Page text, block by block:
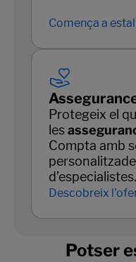
Comença a
Protegeix el
les
Compta amb
d’especialistes.
Descobreix
Potser